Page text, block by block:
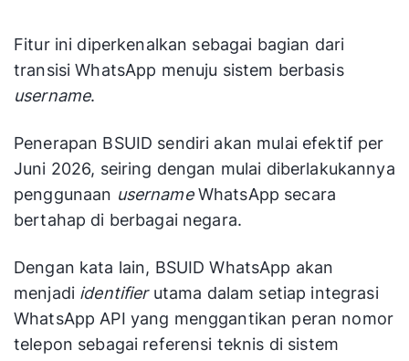
Fitur ini diperkenalkan sebagai bagian dari
transisi WhatsApp menuju sistem berbasis
username.
Penerapan BSUID sendiri akan mulai efektif per
Juni 2026, seiring dengan mulai diberlakukannya
penggunaan usernameWhatsApp secara
bertahap di berbagai negara.
Dengan kata lain, BSUID WhatsApp akan
menjadi identifierutama dalam setiap integrasi
WhatsApp API yang menggantikan peran nomor
telepon sebagai referensi teknis di sistem